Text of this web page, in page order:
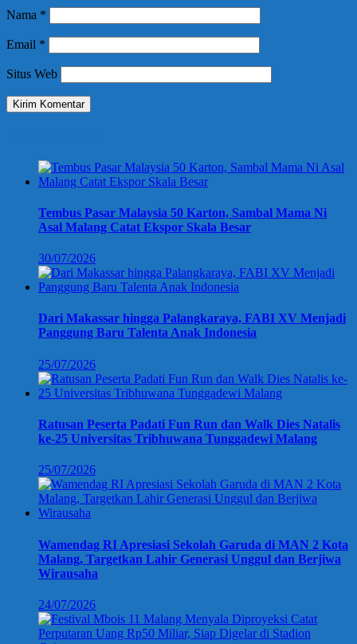
Nama *
Email *
Situs Web
Tembus Pasar Malaysia 50 Karton, Sambal Mama Ni
Asal Malang Catat Ekspor Skala Besar
30/07/2026
Dari Makassar hingga Palangkaraya, FABI XV Menjadi
Panggung Baru Talenta Anak Indonesia
25/07/2026
Ratusan Peserta Padati Fun Run dan Walk Dies Natalis
ke-25 Universitas Tribhuwana Tunggadewi Malang
25/07/2026
Wamendag RI Apresiasi Sekolah Garuda di MAN 2 Kota
Malang, Targetkan Lahir Generasi Unggul dan Berjiwa
Wirausaha
24/07/2026